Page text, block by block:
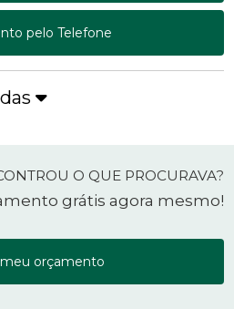
pelo Telefone
O QUE PROCURAVA?
grátis agora mesmo!
orçamento